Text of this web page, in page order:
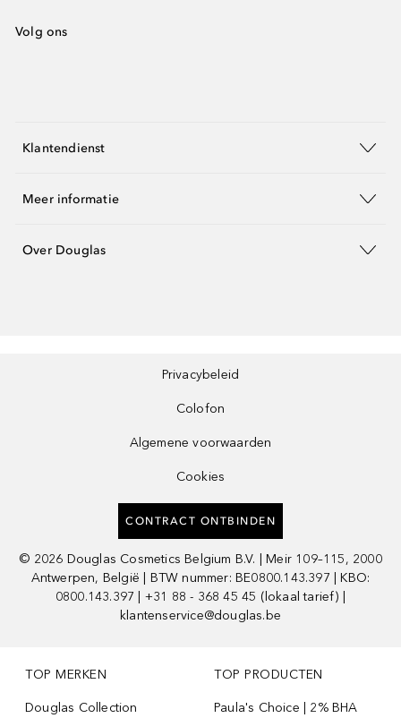
Volg ons
Klantendienst
Meer informatie
Over Douglas
Privacybeleid
Colofon
Algemene voorwaarden
Cookies
CONTRACT ONTBINDEN
© 2026 Douglas Cosmetics Belgium B.V. | Meir 109–115, 2000
Antwerpen, België | BTW nummer: BE0800.143.397 | KBO:
0800.143.397 | +31 88 - 368 45 45 (lokaal tarief) |
klantenservice@douglas.be
TOP MERKEN
Douglas Collection
TOP PRODUCTEN
Paula's Choice | 2% BHA